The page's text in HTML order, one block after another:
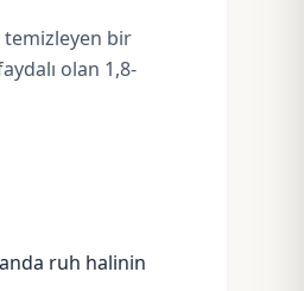
temizleyen bir
olan 1,8-
ruh halinin